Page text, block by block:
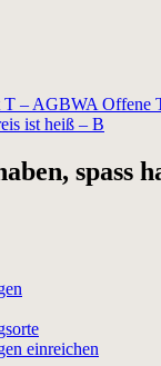
T – AGBWA Offene
ist heiß – B
spass
einreichen